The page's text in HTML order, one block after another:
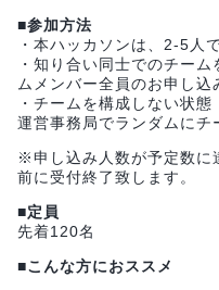
■参加方法
・本ハッカソンは、2-5人
・知り合い同士でのチー
ムメンバー全員のお申し込
・チームを構成しない状
運営事務局でランダムにチ
※申し込み人数が予定数に
前に受付終了致します。
■定員
先着120名
■こんな方におススメ